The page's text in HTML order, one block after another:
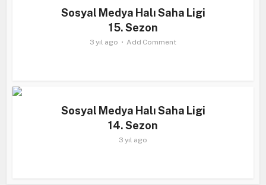
Sosyal Medya Halı Saha Ligi
15. Sezon
3 yıl ago Add Comment
Sosyal Medya Halı Saha Ligi
14. Sezon
3 yıl ago